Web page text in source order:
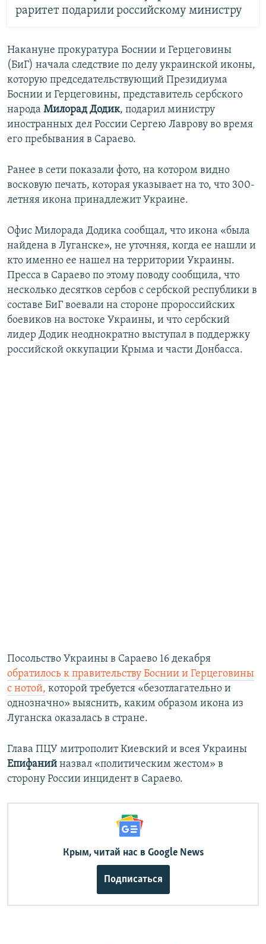
раритет подарили российскому министру
Накануне прокуратура Боснии и Герцеговины
(БиГ) начала следствие по делу украинской иконы,
которую председательствующий Президиума
Боснии и Герцеговины, представитель сербского
народа Милорад Додик, подарил министру
иностранных дел России Сергею Лаврову во время
его пребывания в Сараево.
Ранее в сети показали фото, на котором видно
восковую печать, которая указывает на то, что 300-
летняя икона принадлежит Украине.
Офис Милорада Додика сообщал, что икона «была
найдена в Луганске», не уточняя, когда ее нашли и
кто именно ее нашел на территории Украины.
Пресса в Сараево по этому поводу сообщила, что
несколько десятков сербов с сербской республики в
составе БиГ воевали на стороне пророссийских
боевиков на востоке Украины, и что сербский
лидер Додик неоднократно выступал в поддержку
российской оккупации Крыма и части Донбасса.
Посольство Украины в Сараево 16 декабря
обратилось к правительству Боснии и Герцеговины
с нотой, которой требуется «безотлагательно и
однозначно» выяснить, каким образом икона из
Луганска оказалась в стране.
Глава ПЦУ митрополит Киевский и всея Украины
Епифаний назвал «политическим жестом» в
сторону России инцидент в Сараево.
Крым, читай нас в Google News
Подписаться